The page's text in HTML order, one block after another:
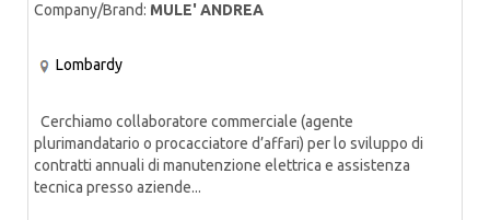
Company/Brand: MULE' ANDREA
Lombardy
Cerchiamo collaboratore commerciale (agente
plurimandatario o procacciatore d’affari) per lo sviluppo di
contratti annuali di manutenzione elettrica e assistenza
tecnica presso aziende...